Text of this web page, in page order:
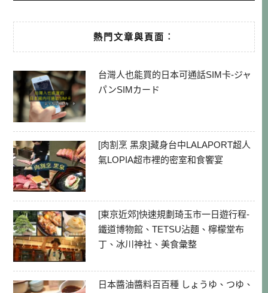
熱門文章與頁面︰
台灣人也能買的日本可通話SIM卡-ジャ
パンSIMカード
[肉割烹 黑泉]藏身台中LALAPORT超人
氣LOPIA超市裡的密室和食饗宴
[東京近郊]快速規劃琦玉市一日遊行程-
鐵道博物館、TETSU沾麵、檸檬堂布
丁、冰川神社、美食彙整
日本醬油醬料百百種 しょうゆ、つゆ、